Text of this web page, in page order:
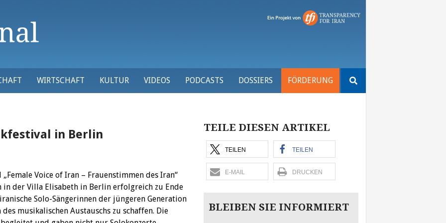
WIRTSCHAFT KULTUR VIDEOS PODCASTS DOSSIERS FÖRDERUNG
nach:
in Berlin
Voice of Iran – Frauenstimmen des Iran“
in der Villa Elisabeth in Berlin erfolgreich zu Ende
Solo-Sängerinnen der jüngeren Generation
musikalischen Austauschs zu schaffen. Die
TEILE DIESEN ARTIKEL
TEILEN TEILEN
E-MAIL DRUCKEN
BLEIBEN SIE INFORMIERT